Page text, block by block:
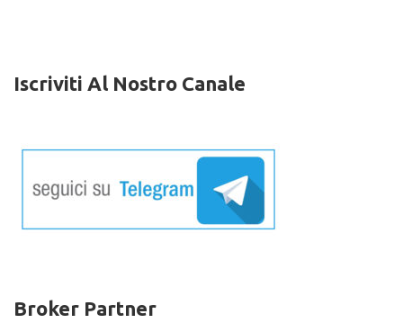
Iscriviti Al Nostro Canale
Broker Partner